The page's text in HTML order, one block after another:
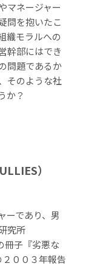
マネージャー
問を抱いたこ
織モラルへの
幹部にはでき
問題であるか
そのような社
か？
）
ーであり、男
究所
子『劣悪な
００３年報告